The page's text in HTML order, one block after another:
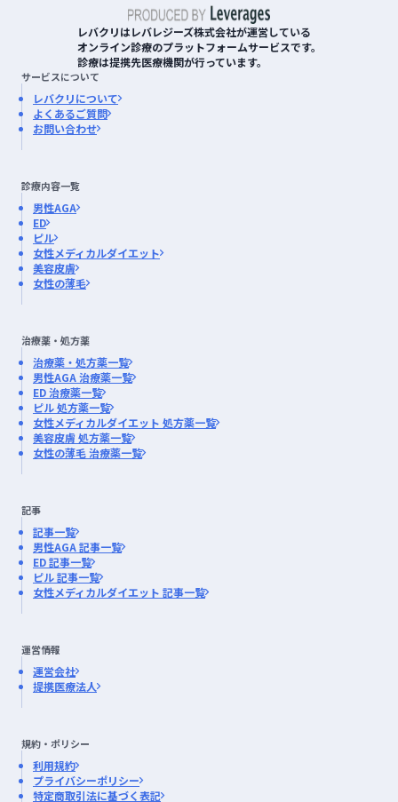
レバクリはレバレジーズ株式会社が運営している
オンライン診療のプラットフォームサービスです。
診療は提携先医療機関が行っています。
サービスについて
レバクリについて
よくあるご質問
お問い合わせ
診療内容一覧
男性AGA
ED
ピル
女性メディカルダイエット
美容皮膚
女性の薄毛
治療薬・処方薬
治療薬・処方薬一覧
男性AGA 治療薬一覧
ED 治療薬一覧
ピル 処方薬一覧
女性メディカルダイエット 処方薬一覧
美容皮膚 処方薬一覧
女性の薄毛 治療薬一覧
記事
記事一覧
男性AGA 記事一覧
ED 記事一覧
ピル 記事一覧
女性メディカルダイエット 記事一覧
運営情報
運営会社
提携医療法人
規約・ポリシー
利用規約
プライバシーポリシー
特定商取引法に基づく表記